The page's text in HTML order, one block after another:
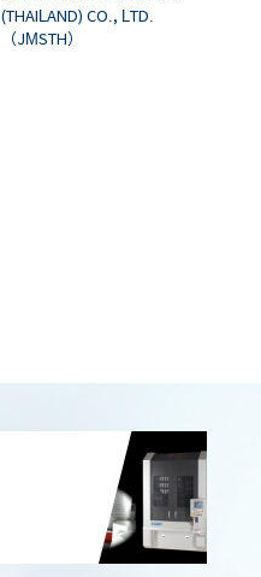
(THAILAND) CO., LTD.
（JMSTH）